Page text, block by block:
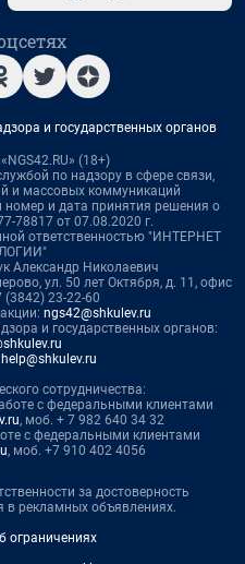
и государственных органов
(18+)
по надзору в сфере связи,
и массовых коммуникаций
и дата принятия решения о
78817 от 07.08.2020 г.
ответственностью "ИНТЕРНЕТ
Александр Николаевич
ул. 50 лет Октября, д. 11, офис
(3842) 23-22-60
ngs42@shkulev.ru
и государственных органов:
help@shkulev.ru
сотрудничества:
с федеральными клиентами
, моб. + 7 982 640 34 32
с федеральными клиентами
, моб. +7 910 402 4056
за достоверность
рекламных объявлениях.
ограничениях